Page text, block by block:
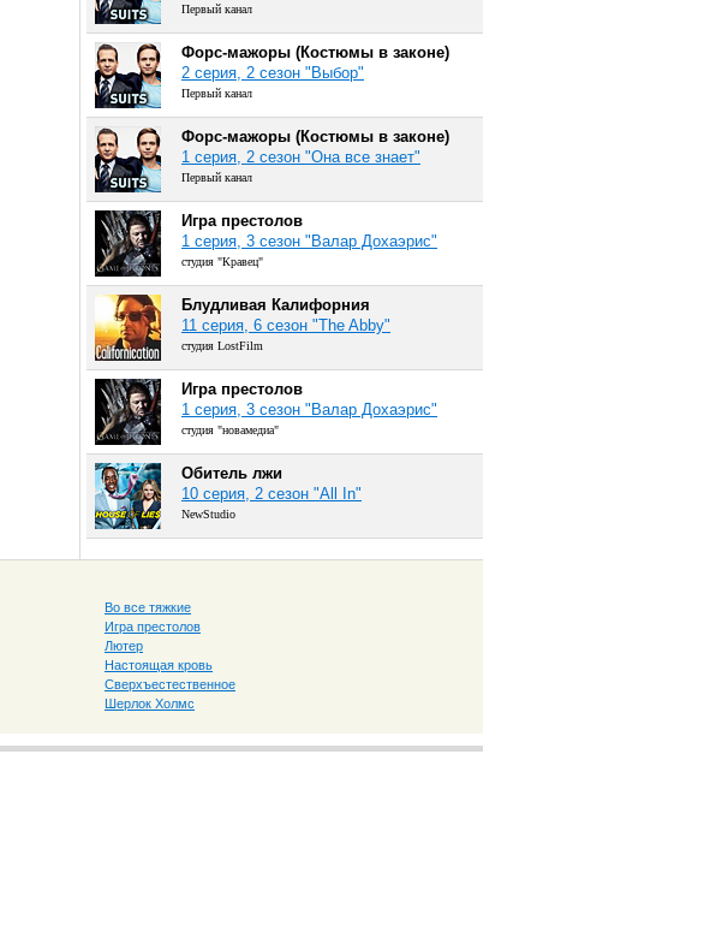
Первый канал
Форс-мажоры (Костюмы в законе)
2 серия, 2 сезон "Выбор"
Первый канал
Форс-мажоры (Костюмы в законе)
1 серия, 2 сезон "Она все знает"
Первый канал
Игра престолов
1 серия, 3 сезон "Валар Дохаэрис"
студия "Кравец"
Блудливая Калифорния
11 серия, 6 сезон "The Abby"
студия LostFilm
Игра престолов
1 серия, 3 сезон "Валар Дохаэрис"
студия "новамедиа"
Обитель лжи
10 серия, 2 сезон "All In"
NewStudio
Во все тяжкие
Игра престолов
Лютер
Настоящая кровь
Сверхъестественное
Шерлок Холмс